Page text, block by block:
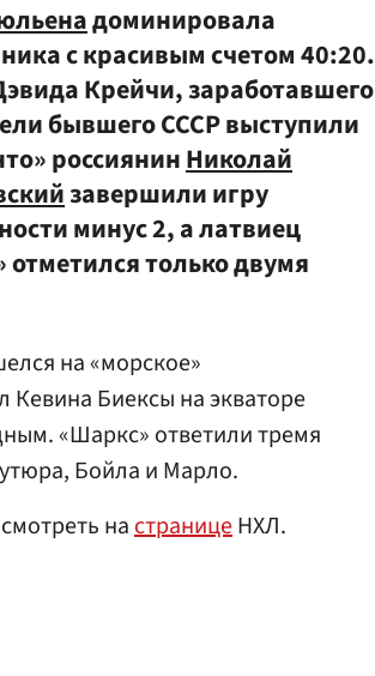
доминировала
с красивым счетом 40:20.
Крейчи, заработавшего
бывшего СССР выступили
россиянинНиколай
завершили игру
минус 2, а латвиец
только двумя
на «морское»
Кевина Биексы на экваторе
«Шаркс» ответили тремя
Бойла и Марло.
настраницеНХЛ.